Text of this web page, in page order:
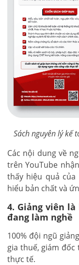
Sách nguyên lý kế
Các nội dung về
trên YouTube
thấy hiệu quả
hiểu bản chất và
4. Giảng viên
đang làm nghề
100% đội ngũ
gia thuế, giám
thực tế.